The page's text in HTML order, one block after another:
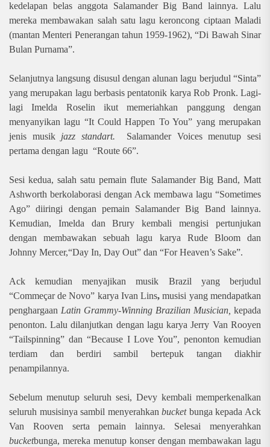
kedelapan belas anggota Salamander Big Band lainnya. Lalu
mereka membawakan salah satu lagu keroncong ciptaan Maladi
(mantan Menteri Penerangan tahun 1959-1962), “Di Bawah Sinar
Bulan Purnama”.
Selanjutnya langsung disusul dengan alunan lagu berjudul “Sinta”
yang merupakan lagu berbasis pentatonik karya Rob Pronk. Lagi-
lagi Imelda Roselin ikut memeriahkan panggung dengan
menyanyikan lagu “It Could Happen To You” yang merupakan
jenis musik jazz standart. Salamander Voices menutup sesi
pertama dengan lagu “Route 66”.
Sesi kedua, salah satu pemain flute Salamander Big Band, Matt
Ashworth berkolaborasi dengan Ack membawa lagu “Sometimes
Ago” diiringi dengan pemain Salamander Big Band lainnya.
Kemudian, Imelda dan Brury kembali mengisi pertunjukan
dengan membawakan sebuah lagu karya Rude Bloom dan
Johnny Mercer,“Day In, Day Out” dan “For Heaven’s Sake”.
Ack kemudian menyajikan musik Brazil yang berjudul
“Commeçar de Novo” karya Ivan Lins, musisi yang mendapatkan
penghargaan Latin Grammy-Winning Brazilian Musician, kepada
penonton. Lalu dilanjutkan dengan lagu karya Jerry Van Rooyen
“Tailspinning” dan “Because I Love You”, penonton kemudian
terdiam dan berdiri sambil bertepuk tangan diakhir
penampilannya.
Sebelum menutup seluruh sesi, Devy kembali memperkenalkan
seluruh musisinya sambil menyerahkanbucket bunga kepada Ack
Van Rooven serta pemain lainnya. Selesai menyerahkan
bucketbunga, mereka menutup konser dengan membawakan lagu